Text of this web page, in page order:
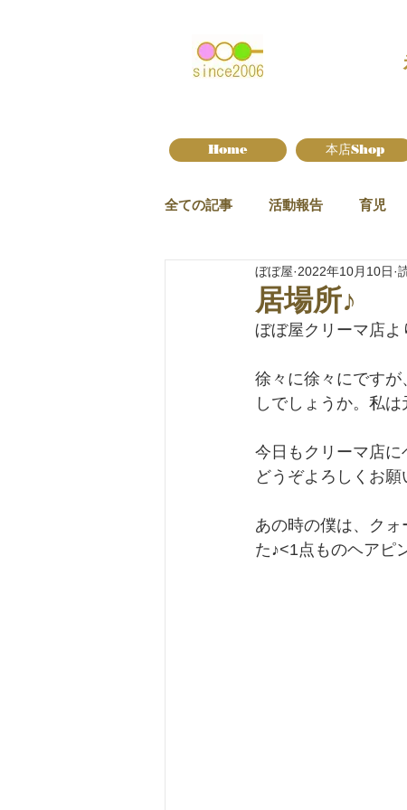
Home 本店Shop
全ての記事 活動報告 育児
居場所♪
ぼぼ屋 2022年10月10日
ぼぼ屋クリーマ店よ
徐々に徐々にです
しでしょうか。私は
今日もクリーマ店
どうぞよろしくお願
あの時の僕は、ク
た♪<1点ものヘア